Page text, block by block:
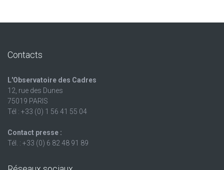
Contacts
L'Observatoire des Cadres
12, rue des Dunes
75019 PARIS
Tél : +33 (0) 1 56 41 55 04
Contact presse :
Tél. : +33 (0) 6 82 48 91 89